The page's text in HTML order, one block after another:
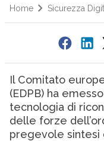
Home Sicurezza
Il Comitato
(EDPB) ha
tecnologia di
delle forze
pregevole